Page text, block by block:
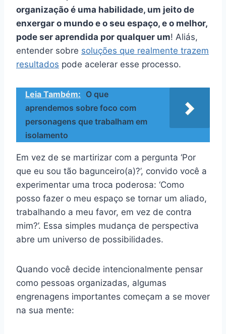
organização é uma habilidade, um jeito de
enxergar o mundo e o seu espaço, e o melhor,
pode ser aprendida por qualquer um! Aliás,
entender sobre soluções que realmente trazem
resultados pode acelerar esse processo.
Leia Também: O que
aprendemos sobre foco com
personagens que trabalham em
isolamento
Em vez de se martirizar com a pergunta ‘Por
que eu sou tão bagunceiro(a)?’, convido você a
experimentar uma troca poderosa: ‘Como
posso fazer o meu espaço se tornar um aliado,
trabalhando a meu favor, em vez de contra
mim?’. Essa simples mudança de perspectiva
abre um universo de possibilidades.
Quando você decide intencionalmente pensar
como pessoas organizadas, algumas
engrenagens importantes começam a se mover
na sua mente: